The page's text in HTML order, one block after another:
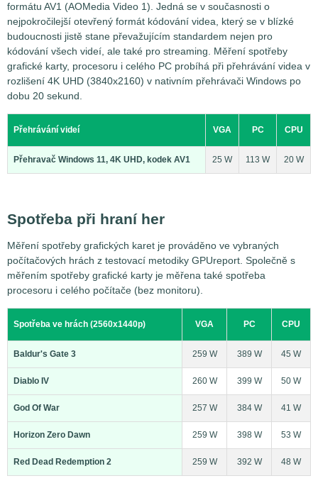
formátu AV1 (AOMedia Video 1). Jedná se v současnosti o
nejpokročilejší otevřený formát kódování videa, který se v blízké
budoucnosti jistě stane převažujícím standardem nejen pro
kódování všech videí, ale také pro streaming. Měření spotřeby
grafické karty, procesoru i celého PC probíhá při přehrávání videa v
rozlišení 4K UHD (3840x2160) v nativním přehrávači Windows po
dobu 20 sekund.
Přehrávání videí VGA PC CPU
Přehravač Windows 11, 4K UHD, kodek AV1 25 W 113 W 20 W
Spotřeba při hraní her
Měření spotřeby grafických karet je prováděno ve vybraných
počítačových hrách z testovací metodiky GPUreport. Společně s
měřením spotřeby grafické karty je měřena také spotřeba
procesoru i celého počítače (bez monitoru).
Spotřeba ve hrách (2560x1440p) VGA PC CPU
Baldur's Gate 3 259 W 389 W 45 W
Diablo IV 260 W 399 W 50 W
God Of War 257 W 384 W 41 W
Horizon Zero Dawn 259 W 398 W 53 W
Red Dead Redemption 2 259 W 392 W 48 W